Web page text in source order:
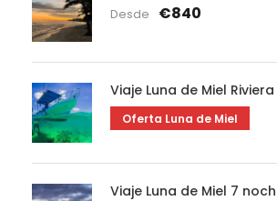
Desde €840
Viaje Luna de Miel
Oferta Luna de Miel
Viaje Luna de Miel 7